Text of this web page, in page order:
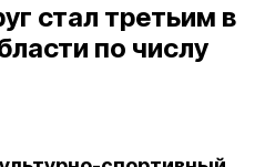
стал третьим в
по числу